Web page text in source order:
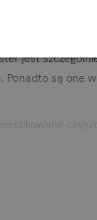
Te
jest
są one